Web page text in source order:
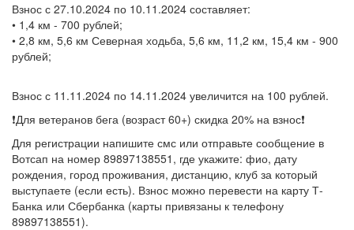
Взнос с 27.10.2024 по 10.11.2024 составляет:
• 1,4 км - 700 рублей;
• 2,8 км, 5,6 км Северная ходьба, 5,6 км, 11,2 км, 15,4 км - 900
рублей;
Взнос с 11.11.2024 по 14.11.2024 увеличится на 100 рублей.
❗️Для ветеранов бега (возраст 60+) скидка 20% на взнос❗️
Для регистрации напишите смс или отправьте сообщение в
Вотсап на номер 89897138551, где укажите: фио, дату
рождения, город проживания, дистанцию, клуб за который
выступаете (если есть). Взнос можно перевести на карту Т-
Банка или Сбербанка (карты привязаны к телефону
89897138551).